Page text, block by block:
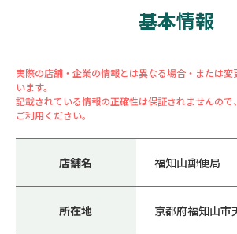
基本情報
実際の店舗・企業の情報とは異なる場合・または
います。
記載されている情報の正確性は保証されませんの
ご利用ください。
店舗名 福知山郵便局
所在地 京都府福知山市